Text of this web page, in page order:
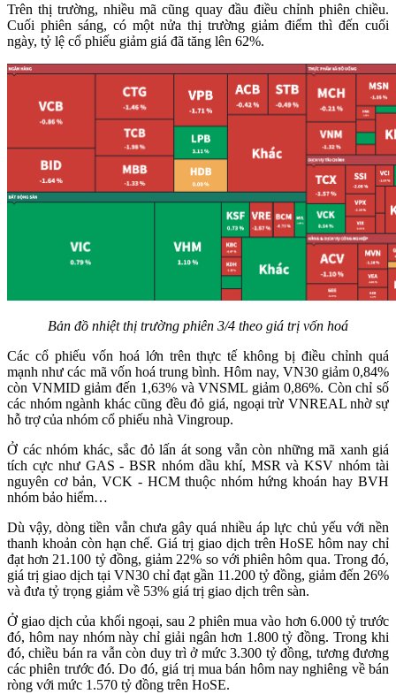
Trên thị trường, nhiều mã cũng quay đầu điều chỉnh phiên chiều.
Cuối phiên sáng, có một nửa thị trường giảm điểm thì đến cuối
ngày, tỷ lệ cổ phiếu giảm giá đã tăng lên 62%.
Bản đồ nhiệt thị trường phiên 3/4 theo giá trị vốn hoá
Các cổ phiếu vốn hoá lớn trên thực tế không bị điều chỉnh quá
mạnh như các mã vốn hoá trung bình. Hôm nay, VN30 giảm 0,84%
còn VNMID giảm đến 1,63% và VNSML giảm 0,86%. Còn chỉ số
các nhóm ngành khác cũng đều đỏ giá, ngoại trừ VNREAL nhờ sự
hỗ trợ của nhóm cổ phiếu nhà Vingroup.
Ở các nhóm khác, sắc đỏ lấn át song vẫn còn những mã xanh giá
tích cực như GAS - BSR nhóm dầu khí, MSR và KSV nhóm tài
nguyên cơ bản, VCK - HCM thuộc nhóm hứng khoán hay BVH
nhóm bảo hiểm…
Dù vậy, dòng tiền vẫn chưa gây quá nhiều áp lực chủ yếu với nền
thanh khoản còn hạn chế. Giá trị giao dịch trên HoSE hôm nay chỉ
đạt hơn 21.100 tỷ đồng, giảm 22% so với phiên hôm qua. Trong đó,
giá trị giao dịch tại VN30 chỉ đạt gần 11.200 tỷ đồng, giảm đến 26%
và đưa tỷ trọng giảm về 53% giá trị giao dịch trên sàn.
Ở giao dịch của khối ngoại, sau 2 phiên mua vào hơn 6.000 tỷ trước
đó, hôm nay nhóm này chỉ giải ngân hơn 1.800 tỷ đồng. Trong khi
đó, chiều bán ra vẫn còn duy trì ở mức 3.300 tỷ đồng, tương đương
các phiên trước đó. Do đó, giá trị mua bán hôm nay nghiêng về bán
ròng với mức 1.570 tỷ đồng trên HoSE.